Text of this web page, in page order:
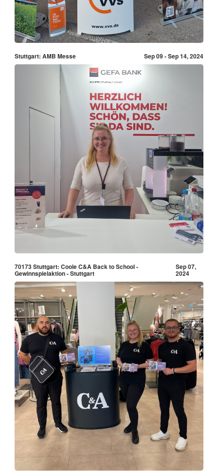
Stuttgart: AMB Messe Sep 09 - Sep 14, 2024
70173 Stuttgart: Coole C&A Back to School -
Gewinnspielaktion - Stuttgart
Sep 07,
2024